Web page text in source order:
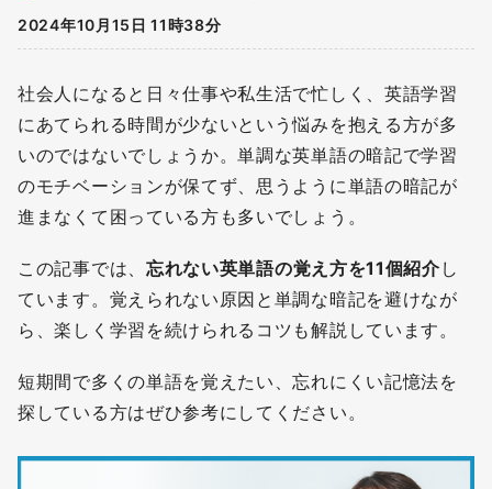
2024年10月15日 11時38分
社会人になると日々仕事や私生活で忙しく、英語学習
にあてられる時間が少ないという悩みを抱える方が多
いのではないでしょうか。単調な英単語の暗記で学習
のモチベーションが保てず、思うように単語の暗記が
進まなくて困っている方も多いでしょう。
この記事では、 忘れない英単語の覚え方を11個紹介し
ています。覚えられない原因と単調な暗記を避けなが
ら、楽しく学習を続けられるコツも解説しています。
短期間で多くの単語を覚えたい、忘れにくい記憶法を
探している方はぜひ参考にしてください。